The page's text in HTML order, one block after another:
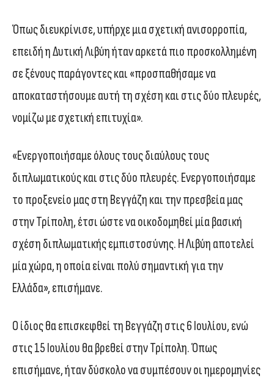
Όπως διευκρίνισε, υπήρχε μια σχετική ανισορροπία,
επειδή η Δυτική Λιβύη ήταν αρκετά πιο προσκολλημένη
σε ξένους παράγοντες και «προσπαθήσαμε να
αποκαταστήσουμε αυτή τη σχέση και στις δύο πλευρές,
νομίζω με σχετική επιτυχία».
«Ενεργοποιήσαμε όλους τους διαύλους τους
διπλωματικούς και στις δύο πλευρές. Ενεργοποιήσαμε
το προξενείο μας στη Βεγγάζη και την πρεσβεία μας
στην Τρίπολη, έτσι ώστε να οικοδομηθεί μία βασική
σχέση διπλωματικής εμπιστοσύνης. Η Λιβύη αποτελεί
μία χώρα, η οποία είναι πολύ σημαντική για την
Ελλάδα», επισήμανε.
Ο ίδιος θα επισκεφθεί τη Βεγγάζη στις 6 Ιουλίου, ενώ
στις 15 Ιουλίου θα βρεθεί στην Τρίπολη. Όπως
επισήμανε, ήταν δύσκολο να συμπέσουν οι ημερομηνίες